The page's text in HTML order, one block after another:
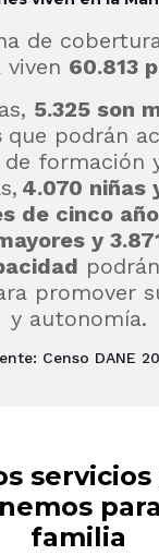
de
viven 60.813
5.325 son
que podrán
de formación
4.070 niñas
de cinco
y
promover
y autonomía.
Censo DANE
familia